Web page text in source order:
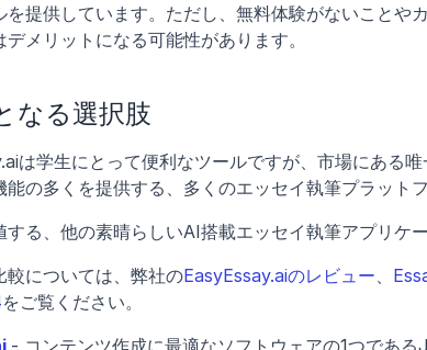
を提供しています。ただし、無料体験がないことや
デメリットになる可能性があります。
なる選択肢
は学生にとって便利なツールですが、市場にある
能の多くを提供する、多くのエッセイ執筆プラット
する、他の素晴らしいAI搭載エッセイ執筆アプリケ
較については、弊社のEasyEssay.aiのレビュー、
をご覧ください。
- コンテンツ作成に最適なソフトウェアの1つであ